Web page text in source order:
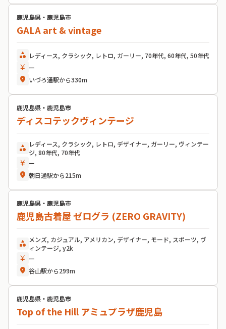
鹿児島県・鹿児島市
GALA art & vintage
category レディース, クラシック, レトロ, ガーリー, 70年代, 60年代, 50年代
currency_yen ー
location_on いづろ通駅から330m
鹿児島県・鹿児島市
ディスコテックヴィンテージ
category レディース, クラシック, レトロ, デザイナー, ガーリー, ヴィンテー
ジ, 80年代, 70年代
currency_yen ー
location_on 朝日通駅から215m
鹿児島県・鹿児島市
鹿児島古着屋 ゼログラ (ZERO GRAVITY)
category メンズ, カジュアル, アメリカン, デザイナー, モード, スポーツ, ヴ
ィンテージ, y2k
currency_yen ー
location_on 谷山駅から299m
鹿児島県・鹿児島市
Top of the Hill アミュプラザ鹿児島